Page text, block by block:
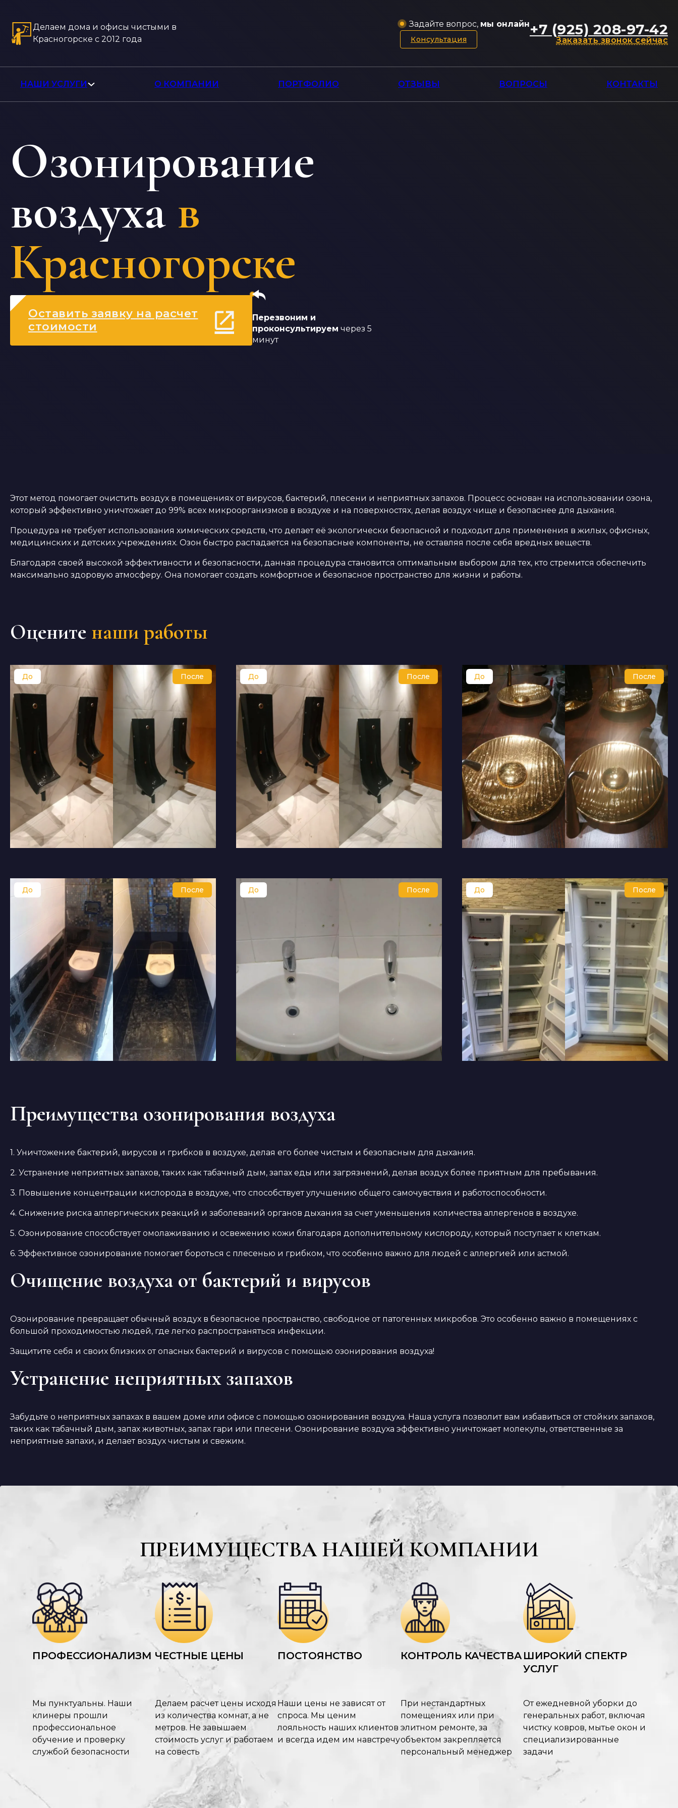
Делаем дома и офисы чистыми в
Красногорске с 2012 года
Задайте вопрос, мы онлайн
Консультация
+7 (925) 208-97-42
Заказать звонок сейчас
НАШИ УСЛУГИ О КОМПАНИИ ПОРТФОЛИО ОТЗЫВЫ ВОПРОСЫ КОНТАКТЫ
Озонирование
воздуха в
Красногорске
Оставить заявку на расчет
стоимости
Перезвоним и
проконсультируем через 5
минут
Этот метод помогает очистить воздух в помещениях от вирусов, бактерий, плесени и неприятных запахов. Процесс основан на использовании озона,
который эффективно уничтожает до 99% всех микроорганизмов в воздухе и на поверхностях, делая воздух чище и безопаснее для дыхания.
Процедура не требует использования химических средств, что делает её экологически безопасной и подходит для применения в жилых, офисных,
медицинских и детских учреждениях. Озон быстро распадается на безопасные компоненты, не оставляя после себя вредных веществ.
Благодаря своей высокой эффективности и безопасности, данная процедура становится оптимальным выбором для тех, кто стремится обеспечить
максимально здоровую атмосферу. Она помогает создать комфортное и безопасное пространство для жизни и работы.
Оцените наши работы
Преимущества озонирования воздуха
1. Уничтожение бактерий, вирусов и грибков в воздухе, делая его более чистым и безопасным для дыхания.
2. Устранение неприятных запахов, таких как табачный дым, запах еды или загрязнений, делая воздух более приятным для пребывания.
3. Повышение концентрации кислорода в воздухе, что способствует улучшению общего самочувствия и работоспособности.
4. Снижение риска аллергических реакций и заболеваний органов дыхания за счет уменьшения количества аллергенов в воздухе.
5. Озонирование способствует омолаживанию и освежению кожи благодаря дополнительному кислороду, который поступает к клеткам.
6. Эффективное озонирование помогает бороться с плесенью и грибком, что особенно важно для людей с аллергией или астмой.
Очищение воздуха от бактерий и вирусов
Озонирование превращает обычный воздух в безопасное пространство, свободное от патогенных микробов. Это особенно важно в помещениях с
большой проходимостью людей, где легко распространяться инфекции.
Защитите себя и своих близких от опасных бактерий и вирусов с помощью озонирования воздуха!
Устранение неприятных запахов
Забудьте о неприятных запахах в вашем доме или офисе с помощью озонирования воздуха. Наша услуга позволит вам избавиться от стойких запахов,
таких как табачный дым, запах животных, запах гари или плесени. Озонирование воздуха эффективно уничтожает молекулы, ответственные за
неприятные запахи, и делает воздух чистым и свежим.
ПРЕИМУЩЕСТВА НАШЕЙ КОМПАНИИ
ПРОФЕССИОНАЛИЗМ
Мы пунктуальны. Наши
клинеры прошли
профессиональное
обучение и проверку
службой безопасности
ЧЕСТНЫЕ ЦЕНЫ
Делаем расчет цены исходя
из количества комнат, а не
метров. Не завышаем
стоимость услуг и работаем
на совесть
ПОСТОЯНСТВО
Наши цены не зависят от
спроса. Мы ценим
лояльность наших клиентов
и всегда идем им навстречу
КОНТРОЛЬ КАЧЕСТВА
При нестандартных
помещениях или при
элитном ремонте, за
объектом закрепляется
персональный менеджер
ШИРОКИЙ СПЕКТР
УСЛУГ
От ежедневной уборки до
генеральных работ, включая
чистку ковров, мытье окон и
специализированные
задачи